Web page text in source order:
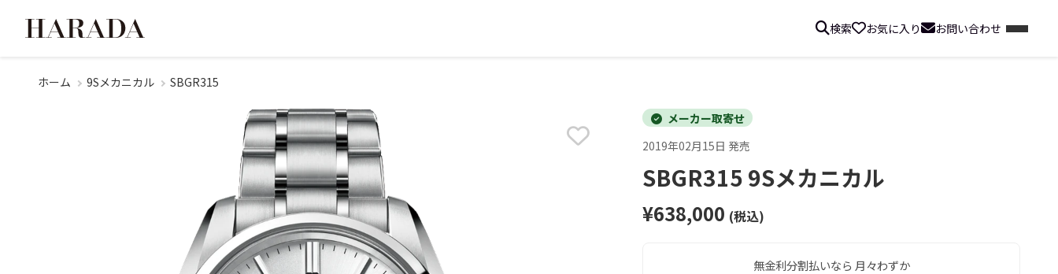
検索 お気に入り お問い合わせ
ホーム 9Sメカニカル SBGR315
メーカー取寄せ
2019年02月15日 発売
SBGR315 9Sメカニカル
¥638,000 (税込)
無金利分割払いなら 月々わずか